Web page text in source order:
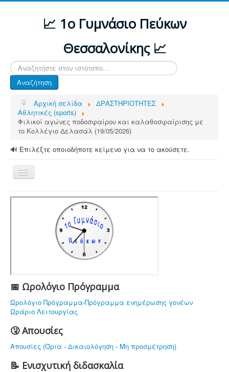
📈 1ο Γυμνάσιο Πεύκων
Θεσσαλονίκης 📈
Αναζήτηση...
Αναζήτηση
Αρχική σελίδα
ΔΡΑΣΤΗΡΙΟΤΗΤΕΣ
Αθλητικές (sports)
Φιλικοί αγώνες ποδοσφαίρου και καλαθοσφαίρισης με
το Κολλέγιο Δελασάλ (19/05/2026)
🔊 Επιλέξτε οποιοδήποτε κείμενο για να το ακούσετε.
Εναλλαγή
πλοήγησης
ΑΡΧΙΚΗ
ΔΙΑΦΟΡΕΣ ΑΝΑΚΟΙΝΩΣΕΙΣ
ΤΟ ΣΧΟΛΕΙΟ ΜΑΣ
ΔΡΑΣΤΗΡΙΟΤΗΤΕΣ
ΝΟΜΟΘΕΣΙΑ
ΕΠΙΚΟΙΝΩΝΙΑ
📅 Ωρολόγιο Πρόγραμμα
Ωρολόγιο Πρόγραμμα-Πρόγραμμα ενημέρωσης γονέων
Ωράριο Λειτουργίας
🤧 Απουσίες
Απουσίες (Όρια - Δικαιολόγηση - Μη προσμέτρηση)
📝 Ενισχυτική διδασκαλία